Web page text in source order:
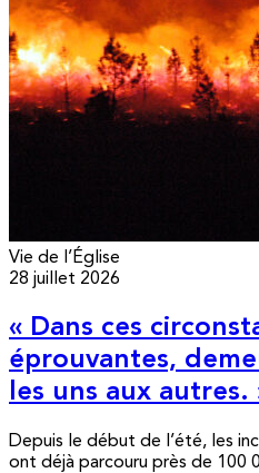
Vie de l’Église
28 juillet 2026
« Dans ces
éprouvantes,
les uns aux autres.
Depuis le début de l’été, les
ont déjà parcouru près de 100